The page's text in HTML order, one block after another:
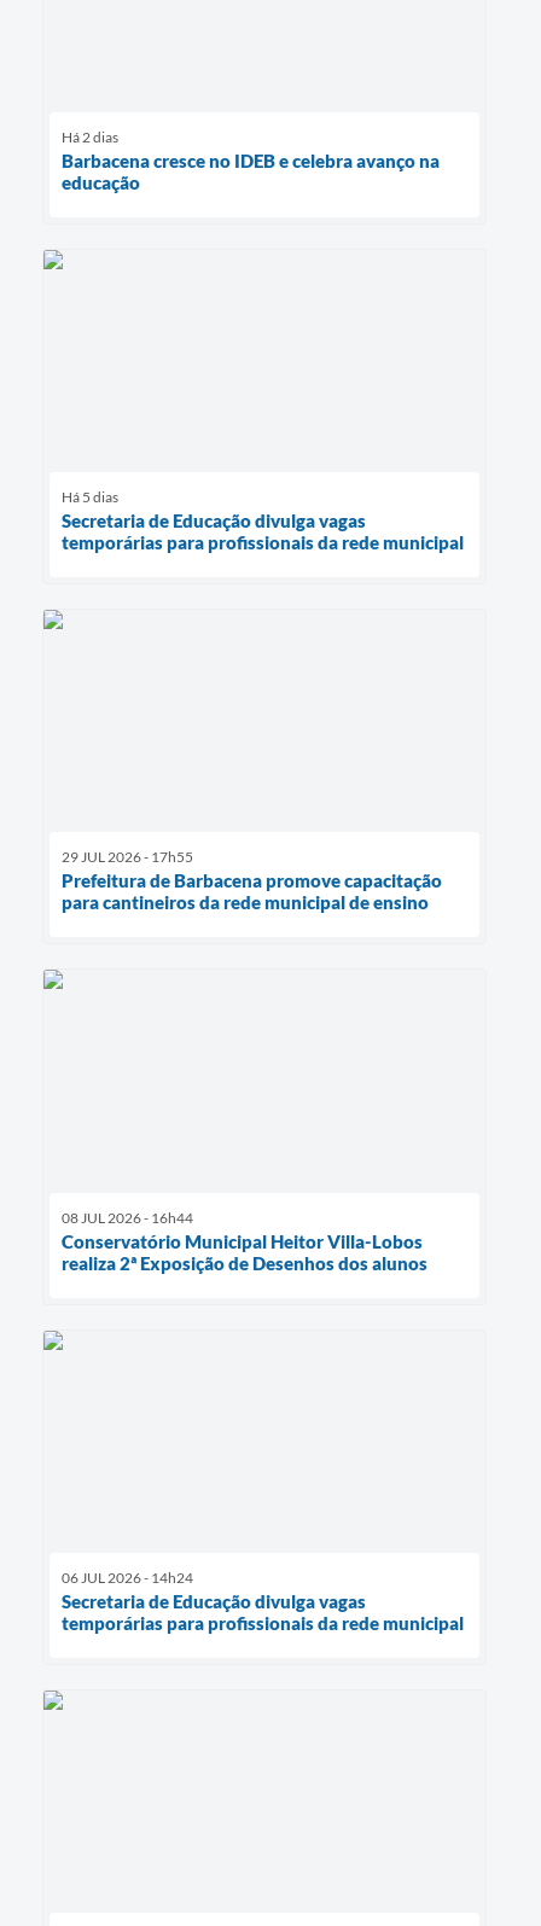
Há 2 dias
Barbacena cresce no IDEB e celebra avanço na
educação
Há 5 dias
Secretaria de Educação divulga vagas
temporárias para profissionais da rede municipal
29 JUL 2026 - 17h55
Prefeitura de Barbacena promove capacitação
para cantineiros da rede municipal de ensino
08 JUL 2026 - 16h44
Conservatório Municipal Heitor Villa-Lobos
realiza 2ª Exposição de Desenhos dos alunos
06 JUL 2026 - 14h24
Secretaria de Educação divulga vagas
temporárias para profissionais da rede municipal